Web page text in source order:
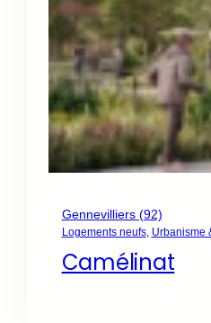
Gennevilliers (92)
Logements neufs, Urbanisme
Camélinat